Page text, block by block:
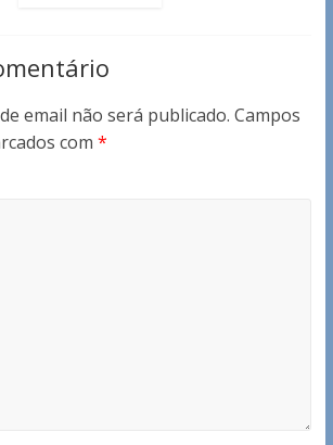
email não será publicado. Campos
com *